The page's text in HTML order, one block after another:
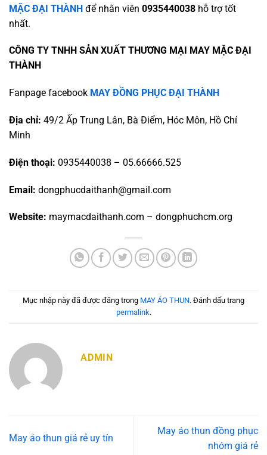
MẶC ĐẠI THÀNH để nhân viên 0935440038 hỗ trợ tốt
nhất.
CÔNG TY TNHH SẢN XUẤT THƯƠNG MẠI MAY MẶC ĐẠI
THÀNH
Fanpage facebook MAY ĐỒNG PHỤC ĐẠI THÀNH
Địa chỉ: 49/2 Ấp Trung Lân, Bà Điểm, Hóc Môn, Hồ Chí
Minh
Điện thoại: 0935440038 – 05.66666.525
Email: dongphucdaithanh@gmail.com
Website: maymacdaithanh.com – dongphuchcm.org
Mục nhập này đã được đăng trong MAY ÁO THUN. Đánh dấu trang
permalink.
ADMIN
May áo thun giá rẻ uy tín
May áo thun đồng phục
nhóm giá rẻ